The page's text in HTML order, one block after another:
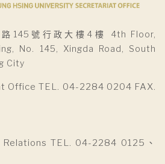
145號行政大樓4樓 4th Floor,
No. 145, Xingda Road, South
City
TEL. 04-2284 0204 FAX.
TEL. 04-2284 0125、